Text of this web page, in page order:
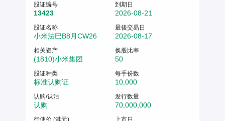
股证编号
13423
到期日
2026-08-21
股证名称
小米法巴B8月CW26
最後交易日
2026-08-17
相关资产
(1810)小米集团
换股比率
50
股证种类
标准认购证
每手份数
10,000
认购/认沽
认购
发行数量
70,000,000
行使价 (港元) 上市日